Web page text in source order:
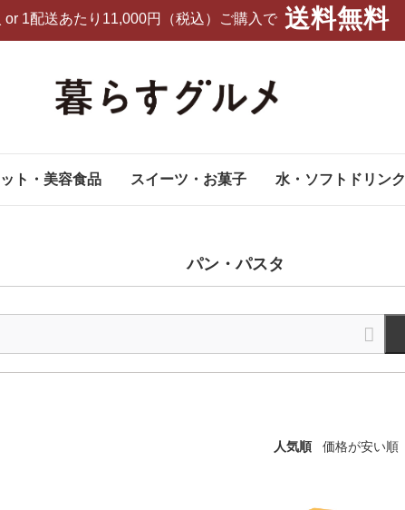
or 1配送あたり11,000円（税込）ご購入で 送料無料
ト・美容食品 スイーツ・お菓子 水・ソフトドリンク
パン・パスタ
人気順 価格が安い順